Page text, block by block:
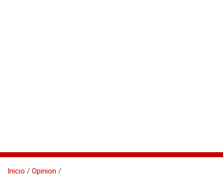
Inicio
Opinion